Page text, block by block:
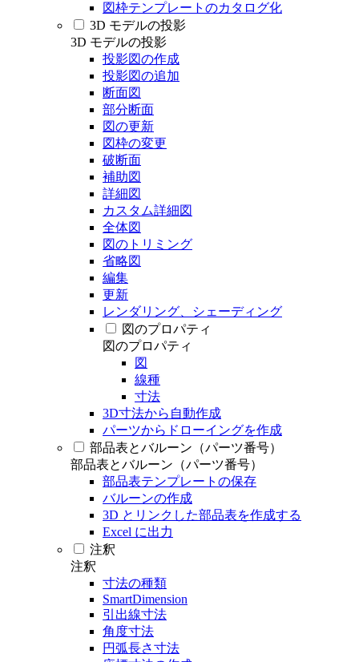
図枠テンプレートのカタログ化
3D モデルの投影
3D モデルの投影
投影図の作成
投影図の追加
断面図
部分断面
図の更新
図枠の変更
破断面
補助図
詳細図
カスタム詳細図
全体図
図のトリミング
省略図
編集
更新
レンダリング、シェーディング
図のプロパティ
図のプロパティ
図
線種
寸法
3D寸法から自動作成
パーツからドローイングを作成
部品表とバルーン（パーツ番号）
部品表とバルーン（パーツ番号）
部品表テンプレートの保存
バルーンの作成
3D とリンクした部品表を作成する
Excel に出力
注釈
注釈
寸法の種類
SmartDimension
引出線寸法
角度寸法
円弧長さ寸法